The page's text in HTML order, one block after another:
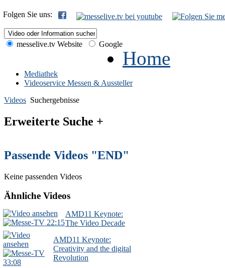
Folgen Sie uns:
messelive.tv Website Google
Home
Mediathek
Videoservice Messen & Aussteller
Videos Suchergebnisse
Erweiterte Suche +
Passende Videos "END"
Keine passenden Videos
Ähnliche Videos
22:15
AMD11 Keynote:
The Video Decade
33:08
AMD11 Keynote:
Creativity and the digital
Revolution